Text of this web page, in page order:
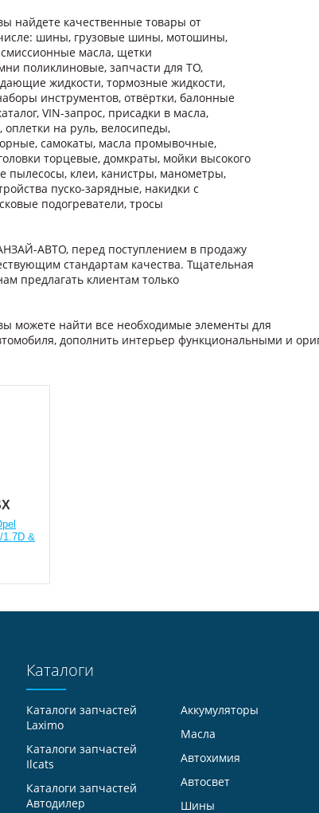
найдете качественные товары от
шины, грузовые шины, мотошины,
масла, щетки
поликлиновые, запчасти для ТО,
жидкости, тормозные жидкости,
инструментов, отвёртки, балонные
VIN-запрос, присадки в масла,
на руль, велосипеды,
самокаты, масла промывочные,
торцевые, домкраты, мойки высокого
пылесосы, клеи, канистры, манометры,
пуско-зарядные, накидки с
подогреватели, тросы
АВТО, перед поступлением в продажу
стандартам качества. Тщательная
предлагать клиентам только
можете найти все необходимые элементы для
дополнить интерьер функциональными и
1.7D &
Каталоги
Каталоги запчастей
Laximo
Каталоги запчастей
Ilcats
Каталоги запчастей
Автодилер
Аккумуляторы
Масла
Автохимия
Автосвет
Шины